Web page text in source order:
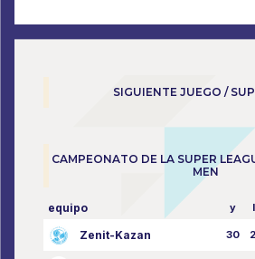
SIGUIENTE JUEGO /
CAMPEONATO DE LA SUPER
MEN
equipo y
Zenit-Kazan 30